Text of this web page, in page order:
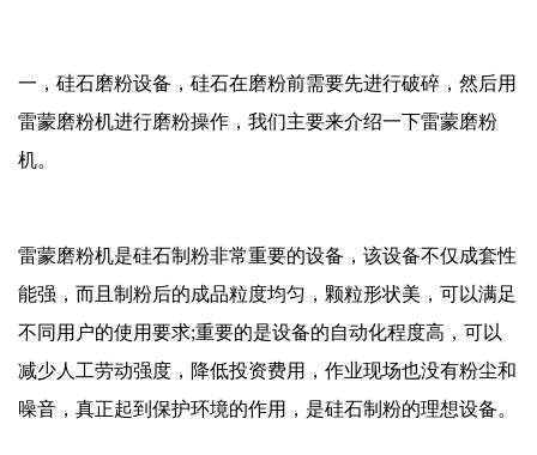
一，硅石磨粉设备，硅石在磨粉前需要先进行破碎，然后用
雷蒙磨粉机进行磨粉操作，我们主要来介绍一下雷蒙磨粉
机。
雷蒙磨粉机是硅石制粉非常重要的设备，该设备不仅成套性
能强，而且制粉后的成品粒度均匀，颗粒形状美，可以满足
不同用户的使用要求;重要的是设备的自动化程度高，可以
减少人工劳动强度，降低投资费用，作业现场也没有粉尘和
噪音，真正起到保护环境的作用，是硅石制粉的理想设备。